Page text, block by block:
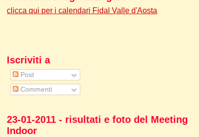
clicca qui per i calendari Fidal Valle d'Aosta
Iscriviti a
Post
Commenti
23-01-2011 - risultati e foto del Meeting
Indoor